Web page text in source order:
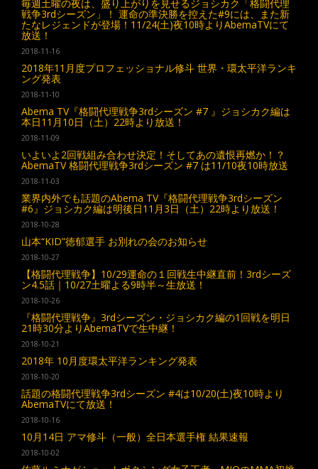
毎週土曜の夜は、盛り上がりを見せるジョシカク「格闘代理
戦争3rdシーズン」！ 運命の準決勝を控えた#9には、また新
たなレジェンドが登場！11/24(土)夜10時よりAbemaTVにて
放送！
2018-11-16
2018年11月度プロフェッショナル修斗 世界・環太平洋ランキ
ング発表
2018-11-10
Abema TV『格闘代理戦争3rdシーズン #7 』ジョシカク編は
本日11月10日（土）22時より放送！
2018-11-09
いよいよ2回戦組み合わせ決定！そしてあの遺恨再燃か！？
AbemaTV 格闘代理戦争3rdシーズン #7 は11/10夜10時放送
2018-11-03
業界内外でも話題のAbema TV『格闘代理戦争3rdシーズン
#6』ジョシカク編は明後日11月3日（土）22時より放送！
2018-10-28
山本“KID”徳郁選手 お別れの会のお知らせ
2018-10-27
【格闘代理戦争】10/29運命の１回戦生中継直前！3rdシーズ
ン4.5話｜10/27土曜よる9時半～生放送！
2018-10-26
『格闘代理戦争』3rdシーズン・ジョシカク編の1回戦を明日
21時30分よりAbemaTVで生中継！
2018-10-21
2018年 10月度環太平洋ランキング発表
2018-10-20
話題の格闘代理戦争3rdシーズン #4は10/20(土)夜10時より
AbemaTVにて放送！
2018-10-16
10月14日 アマ修斗（一般）全日本選手権 結果速報
2018-10-02